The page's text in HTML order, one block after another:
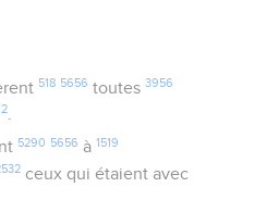
518 5656 toutes 3956
.
5290 5656 à 1519
ceux qui étaient avec